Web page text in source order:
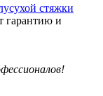
стяжки
гарантию и